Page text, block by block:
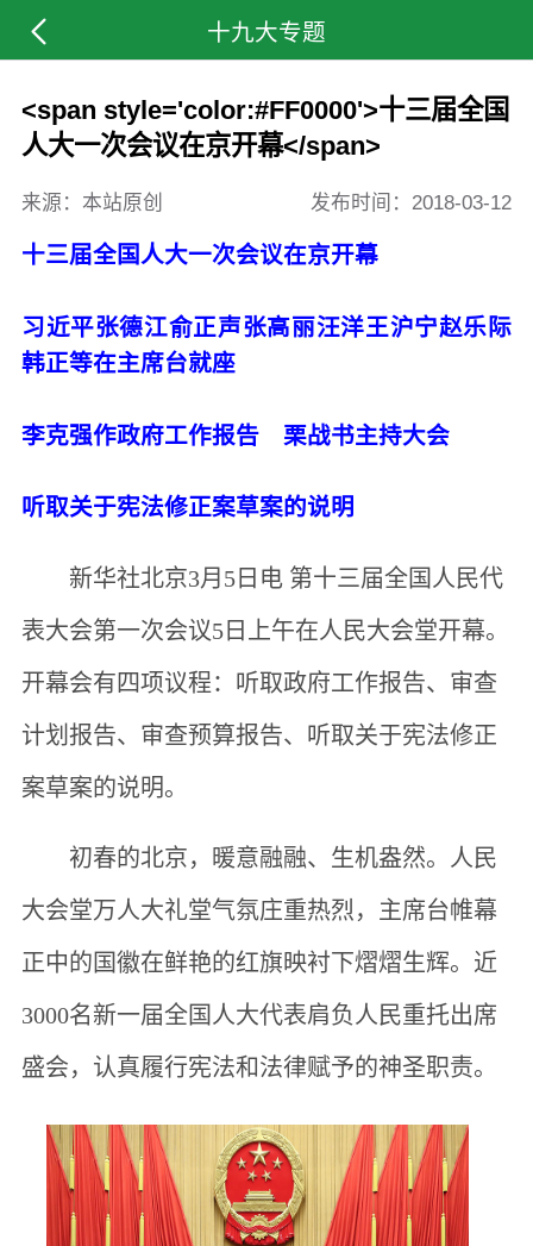
十九大专题
<span style='color:#FF0000'>十三届全国
人大一次会议在京开幕</span>
发布时间： 2018-03-12
来源：本站原创
十三届全国人大一次会议在京开幕
习近平张德江俞正声张高丽汪洋王沪宁赵乐际
韩正等在主席台就座
李克强作政府工作报告 栗战书主持大会
听取关于宪法修正案草案的说明
新华社北京3月5日电 第十三届全国人民代
表大会第一次会议5日上午在人民大会堂开幕。
开幕会有四项议程：听取政府工作报告、审查
计划报告、审查预算报告、听取关于宪法修正
案草案的说明。
初春的北京，暖意融融、生机盎然。人民
大会堂万人大礼堂气氛庄重热烈，主席台帷幕
正中的国徽在鲜艳的红旗映衬下熠熠生辉。近
3000名新一届全国人大代表肩负人民重托出席
盛会，认真履行宪法和法律赋予的神圣职责。